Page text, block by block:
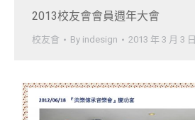
2013校友會會員週年大會
校友會 By indesign 2013 年 3 月 3 日